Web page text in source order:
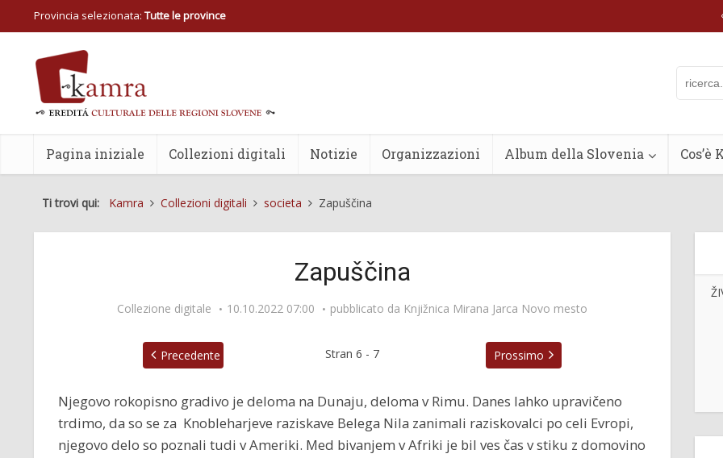
Provincia selezionata: Tutte le province
Pagina iniziale Collezioni digitali Notizie Organizzazioni Album della Slovenia Cos’è
Ti trovi qui: Kamra Collezioni digitali societa Zapuščina
Zapuščina
Collezione digitale 10.10.2022 07:00 pubblicato da Knjižnica Mirana Jarca Novo mesto
Stran 6 - 7
Precedente Prossimo
Njegovo rokopisno gradivo je deloma na Dunaju, deloma v Rimu. Danes lahko upravičeno
trdimo, da so se za Knobleharjeve raziskave Belega Nila zanimali raziskovalci po celi Evropi,
njegovo delo so poznali tudi v Ameriki. Med bivanjem v Afriki je bil ves čas v stiku z domovino